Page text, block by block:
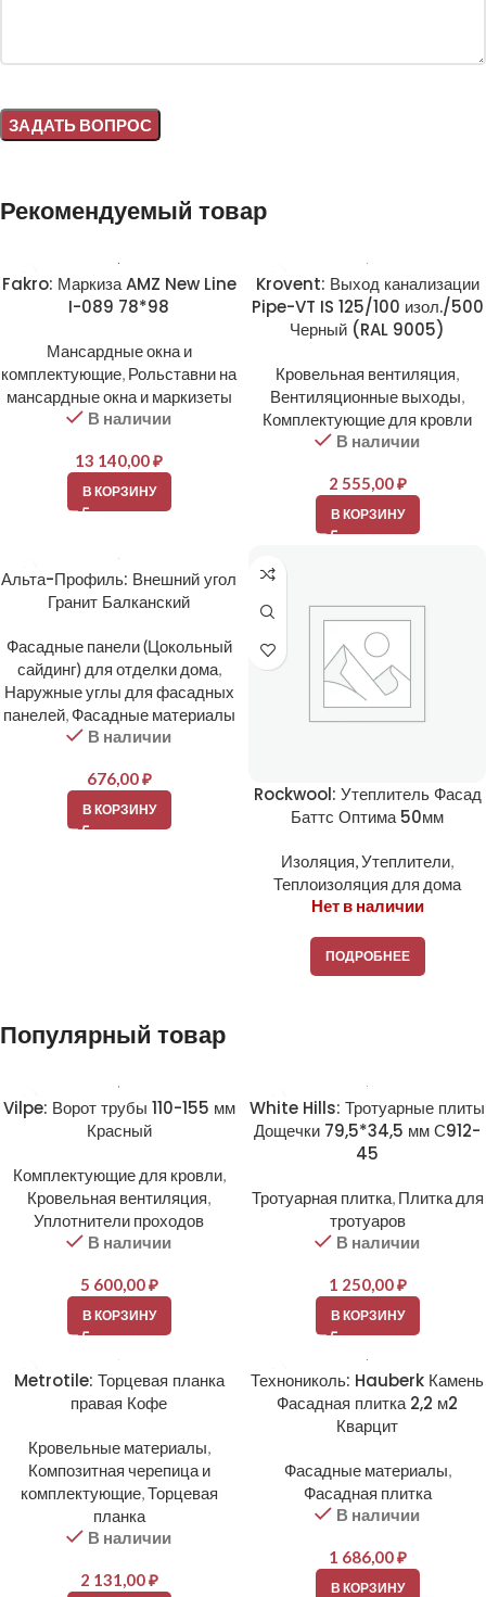
Рекомендуемый товар
Fakro: Маркиза AMZ New Line
I-089 78*98
Мансардные окна и
комплектующие, Рольставни на
мансардные окна и маркизеты
В наличии
13 140,00₽
В КОРЗИНУ
Krovent: Выход канализации
Pipe-VT IS 125/100 изол./500
Черный (RAL 9005)
Кровельная вентиляция,
Вентиляционные выходы,
Комплектующие для кровли
В наличии
2 555,00₽
В КОРЗИНУ
Альта-Профиль: Внешний угол
Гранит Балканский
Фасадные панели (Цокольный
сайдинг) для отделки дома,
Наружные углы для фасадных
панелей, Фасадные материалы
В наличии
676,00₽
В КОРЗИНУ
Rockwool: Утеплитель Фасад
Баттс Оптима 50мм
Изоляция, Утеплители,
Теплоизоляция для дома
Нет в наличии
ПОДРОБНЕЕ
Популярный товар
Vilpe: Ворот трубы 110-155 мм
Красный
Комплектующие для кровли,
Кровельная вентиляция,
Уплотнители проходов
В наличии
5 600,00₽
В КОРЗИНУ
White Hills: Тротуарные плиты
Дощечки 79,5*34,5 мм С912-
45
Тротуарная плитка, Плитка для
тротуаров
В наличии
1 250,00₽
В КОРЗИНУ
Metrotile: Торцевая планка
правая Кофе
Кровельные материалы,
Композитная черепица и
комплектующие,Торцевая
планка
В наличии
2 131,00₽
Технониколь: Hauberk Камень
Фасадная плитка 2,2 м2
Кварцит
Фасадные материалы,
Фасадная плитка
В наличии
1 686,00₽
В КОРЗИНУ